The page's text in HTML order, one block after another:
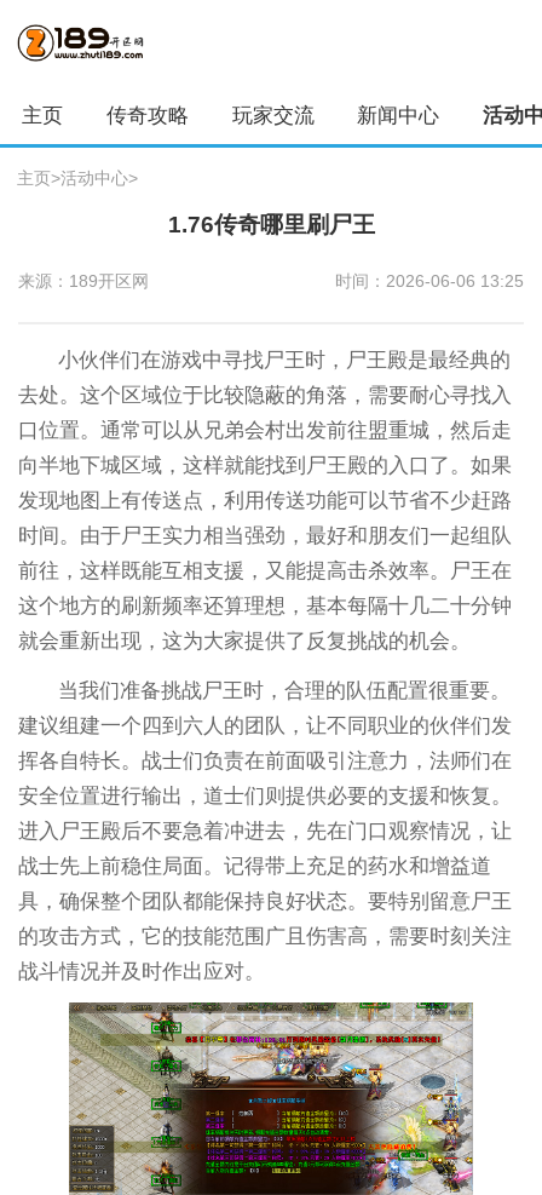
主页 传奇攻略 玩家交流 新闻中心 活动
主页>活动中心>
1.76传奇哪里刷尸王
来源：189开区网 时间：2026-06-06 13:25
小伙伴们在游戏中寻找尸王时，尸王殿是最经典的
去处。这个区域位于比较隐蔽的角落，需要耐心寻找入
口位置。通常可以从兄弟会村出发前往盟重城，然后走
向半地下城区域，这样就能找到尸王殿的入口了。如果
发现地图上有传送点，利用传送功能可以节省不少赶路
时间。由于尸王实力相当强劲，最好和朋友们一起组队
前往，这样既能互相支援，又能提高击杀效率。尸王在
这个地方的刷新频率还算理想，基本每隔十几二十分钟
就会重新出现，这为大家提供了反复挑战的机会。
当我们准备挑战尸王时，合理的队伍配置很重要。
建议组建一个四到六人的团队，让不同职业的伙伴们发
挥各自特长。战士们负责在前面吸引注意力，法师们在
安全位置进行输出，道士们则提供必要的支援和恢复。
进入尸王殿后不要急着冲进去，先在门口观察情况，让
战士先上前稳住局面。记得带上充足的药水和增益道
具，确保整个团队都能保持良好状态。要特别留意尸王
的攻击方式，它的技能范围广且伤害高，需要时刻关注
战斗情况并及时作出应对。